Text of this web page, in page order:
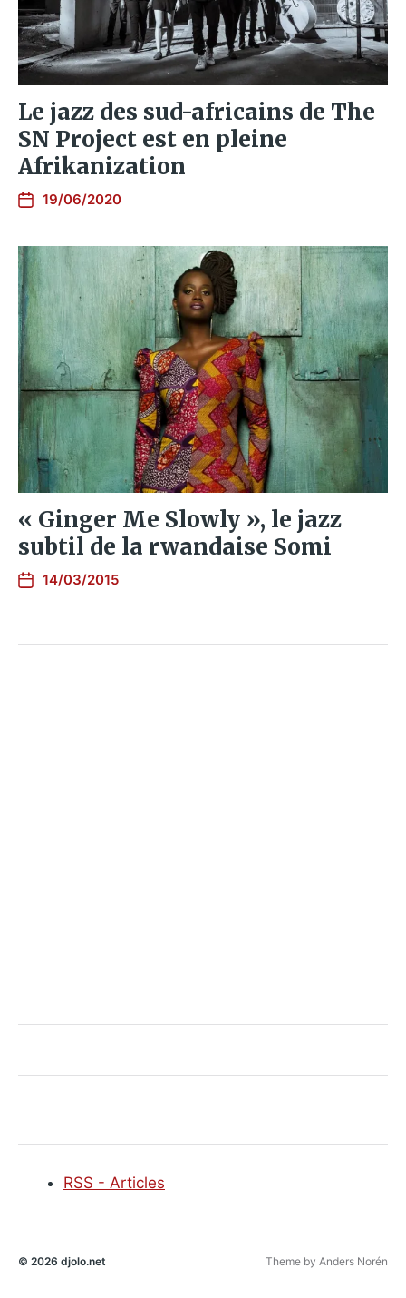
Le jazz des sud-africains de The
SN Project est en pleine
Afrikanization
19/06/2020
« Ginger Me Slowly », le jazz
subtil de la rwandaise Somi
14/03/2015
RSS - Articles
© 2026 djolo.net Theme by Anders Norén